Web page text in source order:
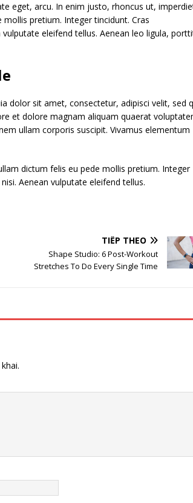
eget, arcu. In enim justo, rhoncus ut,
pretium. Integer tincidunt. Cras
eleifend tellus. Aenean leo ligula,
dolor sit amet, consectetur, adipisci velit, sed
et dolore magnam aliquam quaerat
ullam corporis suscipit. Vivamus elementum
dictum felis eu pede mollis pretium. Integer
Aenean vulputate eleifend tellus.
TIẾP THEO
Shape Studio: 6 Post-Workout
Stretches To Do Every Single Time